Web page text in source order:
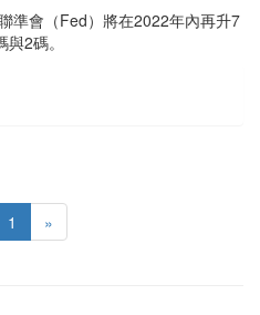
準會（Fed）將在2022年內再升7
2碼。
1 »